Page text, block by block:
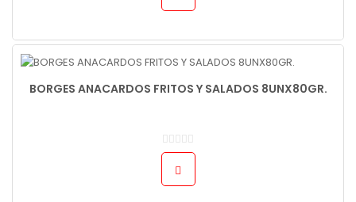
BORGES ANACARDOS FRITOS Y SALADOS 8UNX80GR.